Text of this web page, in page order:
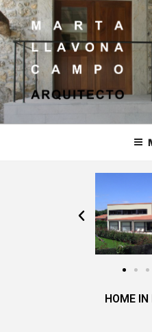
MARTA
HOME IN